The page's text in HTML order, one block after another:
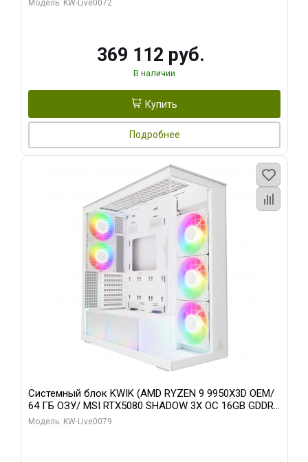
Модель: KW-Live0072
369 112 руб.
В наличии
Купить
Подробнее
Системный блок KWIK (AMD RYZEN 9 9950X3D OEM/
64 ГБ ОЗУ/ MSI RTX5080 SHADOW 3X OC 16GB GDDR7
256bit 3xDP HDMI/ 960 ГБ SSD)
Модель: KW-Live0079